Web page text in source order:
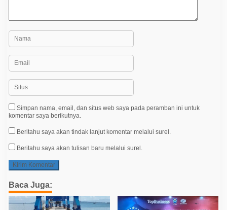
Simpan nama, email, dan situs web saya pada peramban ini untuk
komentar saya berikutnya.
Beritahu saya akan tindak lanjut komentar melalui surel.
Beritahu saya akan tulisan baru melalui surel.
Baca Juga: